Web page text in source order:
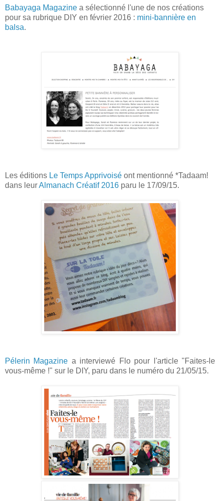
Babayaga Magazine a sélectionné l'une de nos créations
pour sa rubrique DIY en février 2016 : mini-bannière en
balsa.
Les éditions Le Temps Apprivoisé ont mentionné *Tadaam!
dans leurAlmanach Créatif 2016 paru le 17/09/15.
Pélerin Magazine a interviewé Flo pour l'article "Faites-le
vous-même !" sur le DIY, paru dans le numéro du 21/05/15.